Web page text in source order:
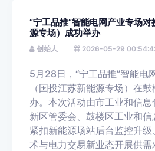
“宁工品推”智能电网产业专场
源专场）成功举办
创始人 2026-05-29
5月28日，“宁工品推”智能电
（国投江苏新能源专场）在
办。本次活动由市工业和信
新区管委会、鼓楼区工业和
紧扣新能源场站后台监控升
术与电力交易新业态开展供